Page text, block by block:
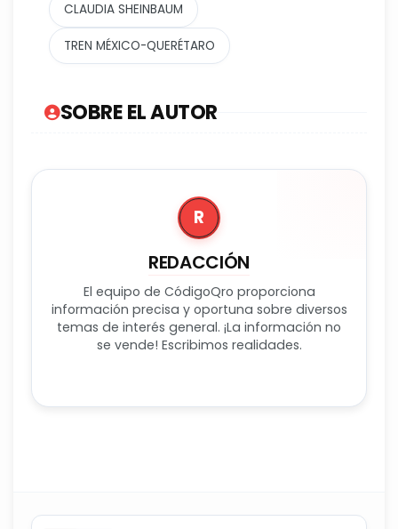
CLAUDIA SHEINBAUM
TREN MÉXICO-QUERÉTARO
SOBRE EL AUTOR
R
REDACCIÓN
El equipo de CódigoQro proporciona
información precisa y oportuna sobre diversos
temas de interés general. ¡La información no
se vende! Escribimos realidades.